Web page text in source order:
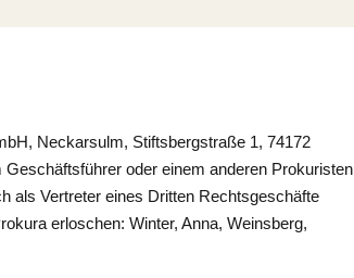
Neckarsulm, Stiftsbergstraße 1, 74172
oder einem anderen Prokuristen
als Vertreter eines Dritten Rechtsgeschäfte
erloschen: Winter, Anna, Weinsberg,